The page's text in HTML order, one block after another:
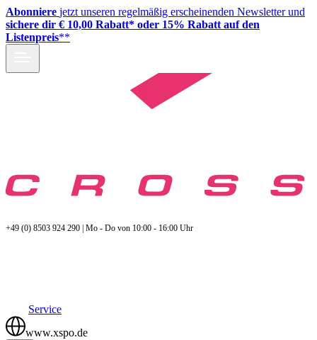
Abonniere jetzt unseren regelmäßig erscheinenden Newsletter und
sichere dir € 10,00 Rabatt* oder 15% Rabatt auf den
Listenpreis**
+49 (0) 8503 924 290 | Mo - Do von 10:00 - 16:00 Uhr
Service
www.xspo.de